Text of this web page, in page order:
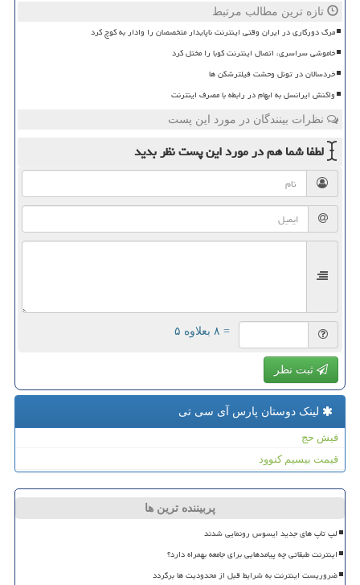
تازه ترین مطالب مرتبط
مرگ دورکاری در ایران وقتی اینترنت ناپایدار متخصصان را وادار به کوچ کرد
خاموشی سراسری، اتصال اینترنت کوبا را مختل کرد
خردسالان در تونل وحشت فیلترشکن ها
واکنش ایرانسل به ابهام در رابطه با مصرف اینترنت
نظرات بینندگان در مورد این پست
لطفا شما همدر مورد این پستنظر بدید
= ۸ بعلاوه ۵
ثبت نظر
لینک دوستان پارس آی سی تی
فیش حج
قیمت بیسیم کنوود
پربیننده ترین ها
لپ تاپ های جدید ایسوس رونمایی شدند
اینترنت طبقاتی چه پیامدهایی برای جامعه بهمراه دارد؟
ضروریست اینترنت به شرایط قبل از محدودیت ها برگردد